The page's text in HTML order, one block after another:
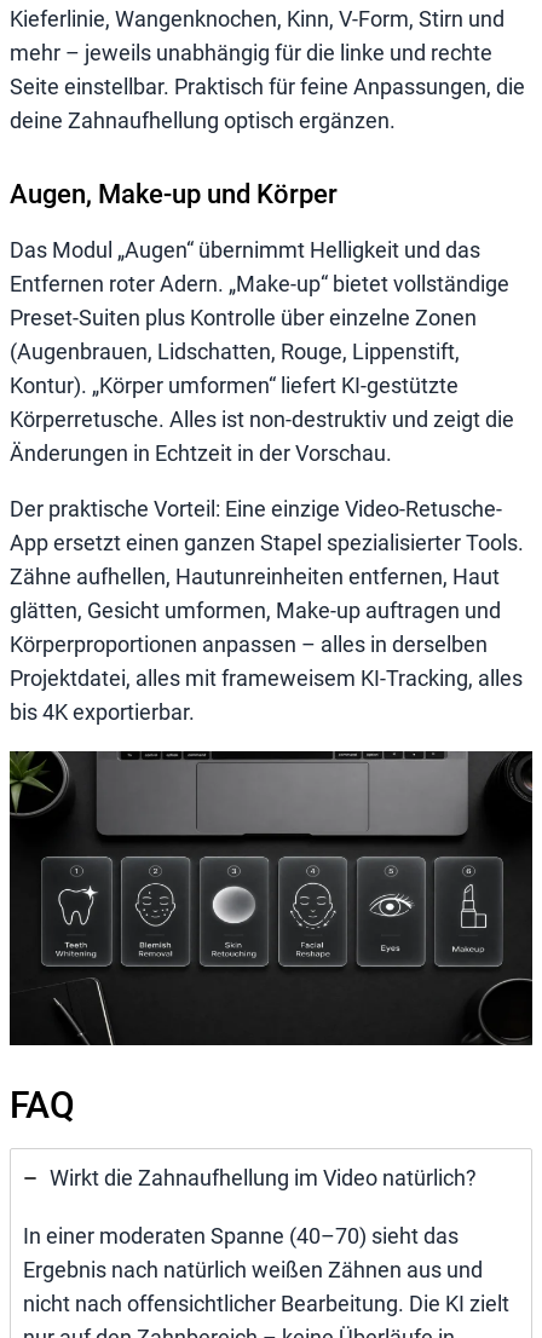
Kieferlinie, Wangenknochen, Kinn, V-Form, Stirn und
mehr – jeweils unabhängig für die linke und rechte
Seite einstellbar. Praktisch für feine Anpassungen, die
deine Zahnaufhellung optisch ergänzen.
Augen, Make-up und Körper
Das Modul „Augen“ übernimmt Helligkeit und das
Entfernen roter Adern. „Make-up“ bietet vollständige
Preset-Suiten plus Kontrolle über einzelne Zonen
(Augenbrauen, Lidschatten, Rouge, Lippenstift,
Kontur). „Körper umformen“ liefert KI-gestützte
Körperretusche. Alles ist non-destruktiv und zeigt die
Änderungen in Echtzeit in der Vorschau.
Der praktische Vorteil: Eine einzige Video-Retusche-
App ersetzt einen ganzen Stapel spezialisierter Tools.
Zähne aufhellen, Hautunreinheiten entfernen, Haut
glätten, Gesicht umformen, Make-up auftragen und
Körperproportionen anpassen – alles in derselben
Projektdatei, alles mit frameweisem KI-Tracking, alles
bis 4K exportierbar.
FAQ
Wirkt die Zahnaufhellung im Video natürlich?
In einer moderaten Spanne (40–70) sieht das
Ergebnis nach natürlich weißen Zähnen aus und
nicht nach offensichtlicher Bearbeitung. Die KI zielt